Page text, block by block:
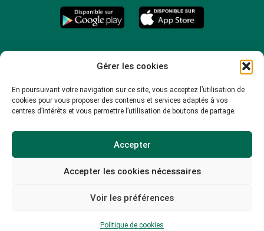
Gérer les cookies
En poursuivant votre navigation sur ce site, vous acceptez l’utilisation de
cookies pour vous proposer des contenus et services adaptés à vos
centres d’intérêts et vous permettre l’utilisation de boutons de partage.
Accepter
Accepter les cookies nécessaires
Voir les préférences
Politique de cookies
© 2026 -
Politique de confidentialité